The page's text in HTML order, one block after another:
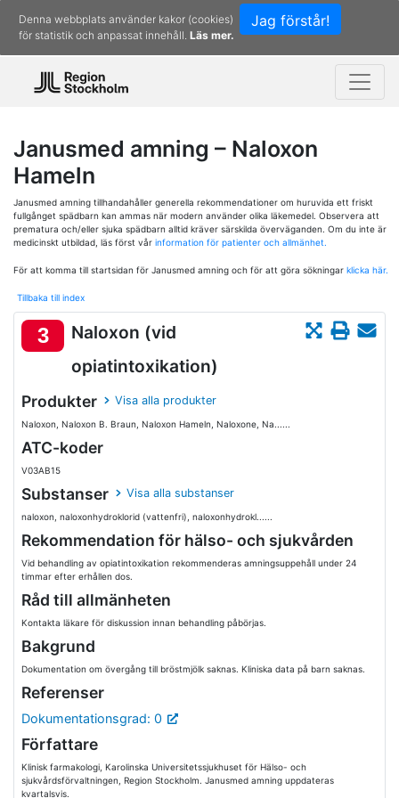
Jag förstår!
Denna webbplats använder kakor (cookies)
för statistik och anpassat innehåll. Läs mer.
Janusmed amning – Naloxon
Hameln
Janusmed amning tillhandahåller generella rekommendationer om huruvida ett friskt
fullgånget spädbarn kan ammas när modern använder olika läkemedel. Observera att
prematura och/eller sjuka spädbarn alltid kräver särskilda överväganden. Om du inte är
medicinskt utbildad, läs först vår information för patienter och allmänhet.
För att komma till startsidan för Janusmed amning och för att göra sökningar klicka här.
Tillbaka till index
3
Naloxon (vid
opiatintoxikation)
Produkter Visa alla produkter
Naloxon, Naloxon B. Braun, Naloxon Hameln, Naloxone, Na......
ATC-koder
V03AB15
Substanser Visa alla substanser
naloxon, naloxonhydroklorid (vattenfri), naloxonhydrokl......
Rekommendation för hälso- och sjukvården
Vid behandling av opiatintoxikation rekommenderas amningsuppehåll under 24
timmar efter erhållen dos.
Råd till allmänheten
Kontakta läkare för diskussion innan behandling påbörjas.
Bakgrund
Dokumentation om övergång till bröstmjölk saknas. Kliniska data på barn saknas.
Referenser
Dokumentationsgrad: 0
Författare
Klinisk farmakologi, Karolinska Universitetssjukhuset för Hälso- och
sjukvårdsförvaltningen, Region Stockholm. Janusmed amning uppdateras
kvartalsvis.